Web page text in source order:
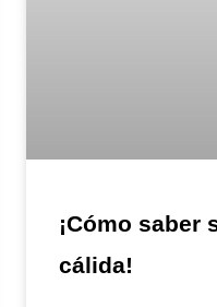
¡Cómo saber
cálida!